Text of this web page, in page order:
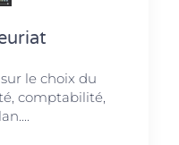
le choix du
comptabilité,